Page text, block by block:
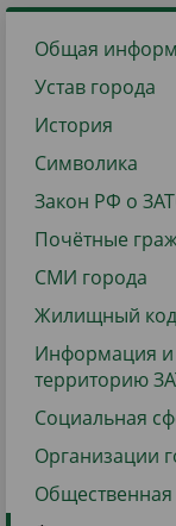
Общая
Устав города
История
Символика
Закон РФ о
Почётные
СМИ города
Жилищный
Информация и
территорию
Социальная
Организации
Общественная